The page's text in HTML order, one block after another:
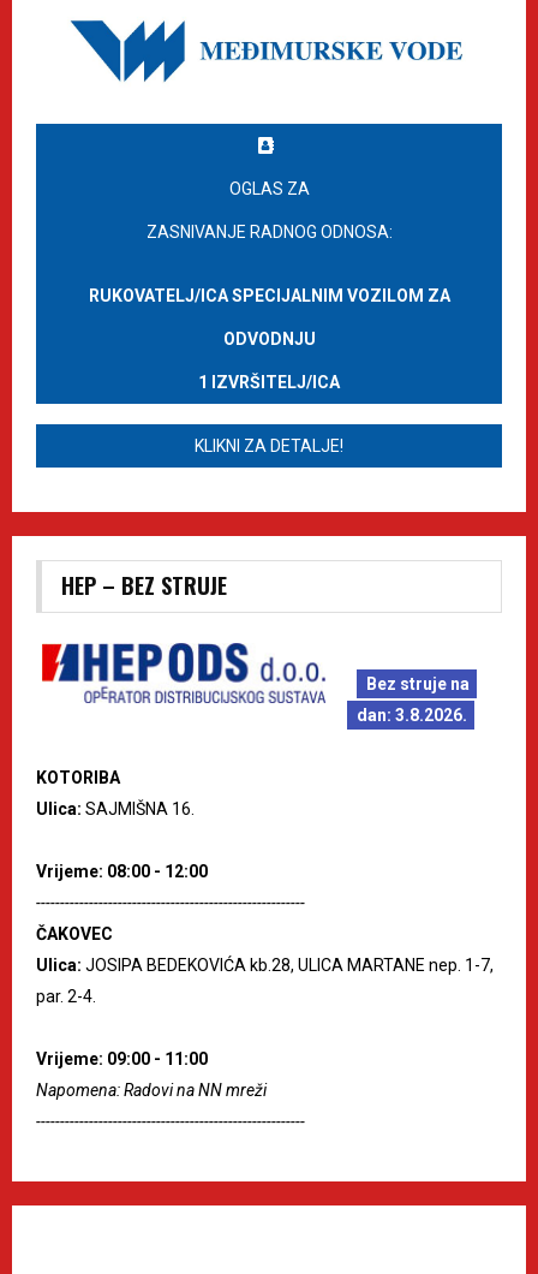
OGLAS ZA
ZASNIVANJE RADNOG ODNOSA:
RUKOVATELJ/ICA SPECIJALNIM VOZILOM ZA
ODVODNJU
1 IZVRŠITELJ/ICA
KLIKNI ZA DETALJE!
HEP – BEZ STRUJE
Bez struje na
dan: 3.8.2026.
KOTORIBA
Ulica: SAJMIŠNA 16.
Vrijeme: 08:00 - 12:00
--------------------------------------------------------
ČAKOVEC
Ulica: JOSIPA BEDEKOVIĆA kb.28, ULICA MARTANE nep. 1-7,
par. 2-4.
Vrijeme: 09:00 - 11:00
Napomena: Radovi na NN mreži
--------------------------------------------------------